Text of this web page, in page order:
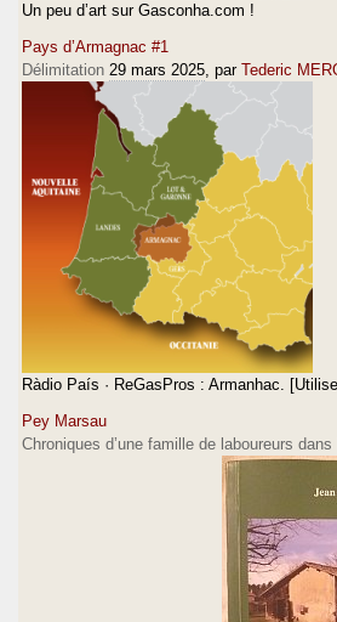
Un peu d’art sur Gasconha.com !
Pays d’Armagnac #1
Délimitation 29 mars 2025, par Tederic
Ràdio País · ReGasPros : Armanhac.
Pey Marsau
Chroniques d’une famille de laboureurs